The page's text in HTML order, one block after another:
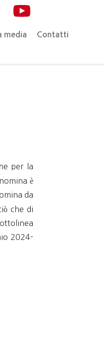
media Contatti
per la
è
da
che di
2024-